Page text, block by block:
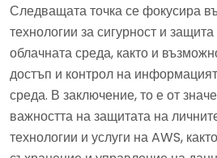
Следващата точка се фокусира
технологии за сигурност и
облачната среда, както и
достъп и контрол на
среда. В заключение, то е от
важността на защитата на
технологии и услуги на AWS,